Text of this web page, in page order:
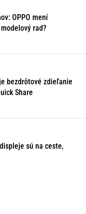
OPPO mení
rad?
bezdrôtové zdieľanie
Share
sú na ceste,